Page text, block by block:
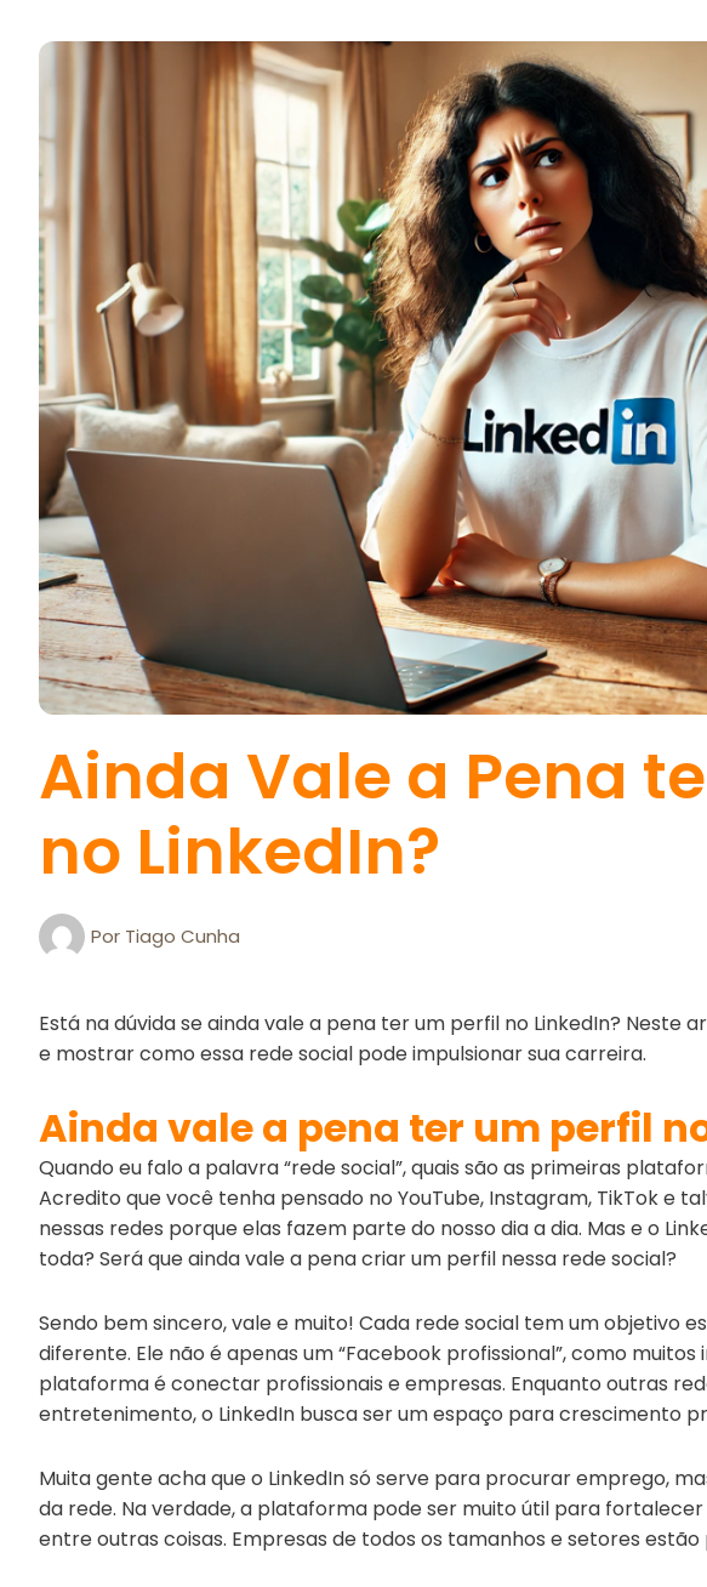
Ainda Vale a Pena
no LinkedIn?
Por Tiago Cunha
Está na dúvida se ainda vale a pena ter um perfil no LinkedIn? Neste
e mostrar como essa rede social pode impulsionar sua carreira.
Ainda vale a pena ter um perfil
Quando eu falo a palavra “rede social”, quais são as primeiras
Acredito que você tenha pensado no YouTube, Instagram, TikTok e
nessas redes porque elas fazem parte do nosso dia a dia. Mas e o
toda? Será que ainda vale a pena criar um perfil nessa rede social?
Sendo bem sincero, vale e muito! Cada rede social tem um objetivo
diferente. Ele não é apenas um “Facebook profissional”, como
plataforma é conectar profissionais e empresas. Enquanto outras
entretenimento, o LinkedIn busca ser um espaço para crescimento
Muita gente acha que o LinkedIn só serve para procurar emprego,
da rede. Na verdade, a plataforma pode ser muito útil para
entre outras coisas. Empresas de todos os tamanhos e setores